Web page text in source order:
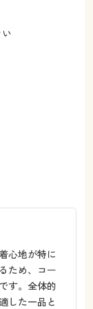
心地が特に
ため、コー
す。全体的
した一品と